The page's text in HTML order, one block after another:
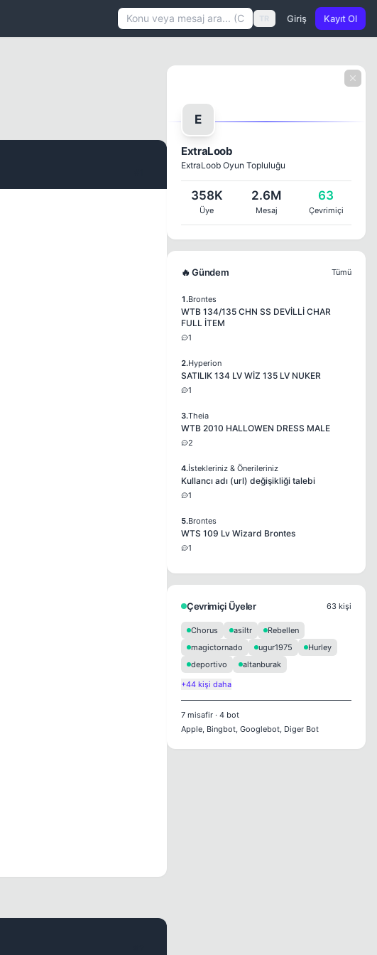
TR Giriş Kayıt Ol
E
ExtraLoob
ExtraLoob Oyun Topluluğu
358K
Üye
2.6M
Mesaj
63
Çevrimiçi
🔥 Gündem Tümü
1.Brontes
WTB 134/135 CHN SS DEVİLLİ CHAR
FULL İTEM
1
2.Hyperion
SATILIK 134 LV WİZ 135 LV NUKER
1
3.Theia
WTB 2010 HALLOWEN DRESS MALE
2
4.İstekleriniz & Önerileriniz
Kullancı adı (url) değişikliği talebi
1
5.Brontes
WTS 109 Lv Wizard Brontes
1
Çevrimiçi Üyeler 63 kişi
Chorus asiltr
Rebellen
magictornado
ugur1975
Hurley
deportivo
altanburak
+44 kişi daha
7 misafir · 4 bot
Apple, Bingbot, Googlebot, Diger Bot